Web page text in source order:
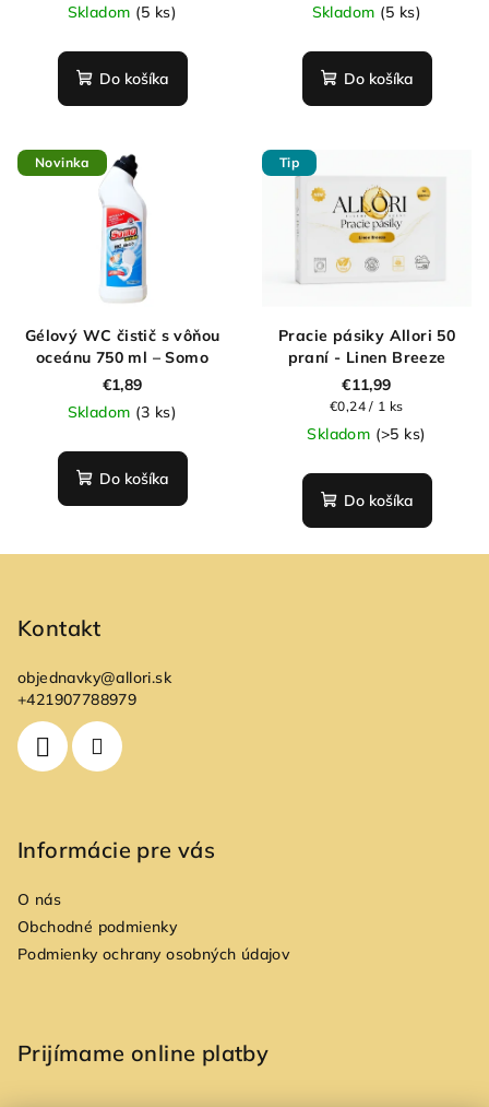
Skladom (5 ks)
Do košíka
Skladom (5 ks)
Do košíka
Novinka
Gélový WC čistič s vôňou
oceánu 750 ml – Somo
€1,89
Skladom (3 ks)
Do košíka
Tip
Pracie pásiky Allori 50
praní - Linen Breeze
€11,99
Jednotková
cena:
€0,24 / 1 ks
Skladom (>5 ks)
Do košíka
Kontakt
objednavky@allori.sk
+421907788979
Informácie pre vás
O nás
Obchodné podmienky
Podmienky ochrany osobných údajov
Prijímame online platby